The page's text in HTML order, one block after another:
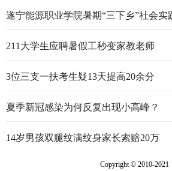
遂宁能源职业学院暑期“三下乡”社会
211大学生应聘暑假工秒变家教老师
3位三支一扶考生疑13天提高20余分
夏季新冠感染为何反复出现小高峰？
14岁男孩双腿纹满纹身家长索赔20万
Copyright © 2010-2021